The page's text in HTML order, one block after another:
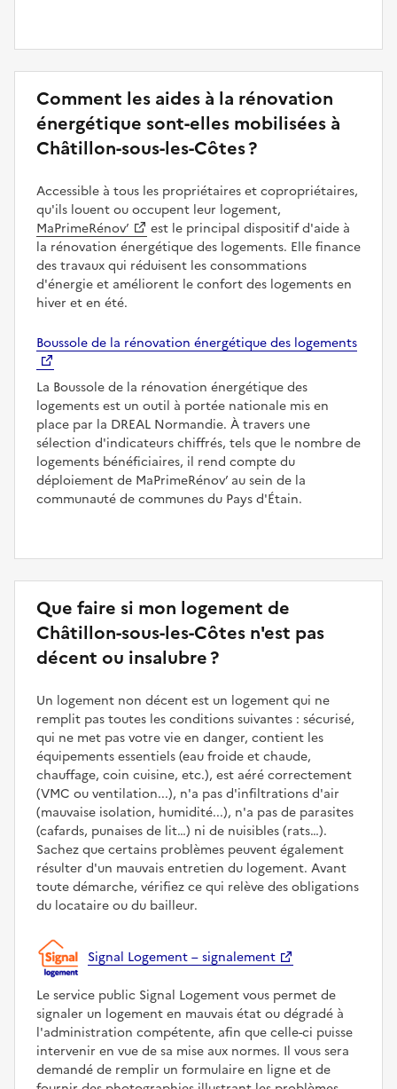
Comment les aides à la rénovation
énergétique sont-elles mobilisées à
Châtillon-sous-les-Côtes ?
Accessible à tous les propriétaires et copropriétaires,
qu'ils louent ou occupent leur logement,
MaPrimeRénov’
est le principal dispositif d'aide à
la rénovation énergétique des logements. Elle finance
des travaux qui réduisent les consommations
d'énergie et améliorent le confort des logements en
hiver et en été.
Boussole de la rénovation énergétique des logements
La Boussole de la rénovation énergétique des
logements est un outil à portée nationale mis en
place par la DREAL Normandie. À travers une
sélection d'indicateurs chiffrés, tels que le nombre de
logements bénéficiaires, il rend compte du
déploiement de MaPrimeRénov’ au sein de la
communauté de communes du Pays d'Étain.
Que faire si mon logement de
Châtillon-sous-les-Côtes n'est pas
décent ou insalubre ?
Un logement non décent est un logement qui ne
remplit pas toutes les conditions suivantes : sécurisé,
qui ne met pas votre vie en danger, contient les
équipements essentiels (eau froide et chaude,
chauffage, coin cuisine, etc.), est aéré correctement
(VMC ou ventilation...), n'a pas d'infiltrations d'air
(mauvaise isolation, humidité...), n'a pas de parasites
(cafards, punaises de lit…) ni de nuisibles (rats…).
Sachez que certains problèmes peuvent également
résulter d'un mauvais entretien du logement. Avant
toute démarche, vérifiez ce qui relève des obligations
du locataire ou du bailleur.
Signal Logement – signalement
Le service public Signal Logement vous permet de
signaler un logement en mauvais état ou dégradé à
l'administration compétente, afin que celle-ci puisse
intervenir en vue de sa mise aux normes. Il vous sera
demandé de remplir un formulaire en ligne et de